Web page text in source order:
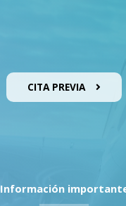
CITA PREVIA
Información